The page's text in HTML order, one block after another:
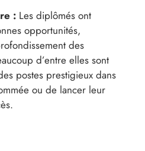
: Les diplômés ont
opportunités,
des
d’entre elles sont
postes prestigieux dans
ou de lancer leur